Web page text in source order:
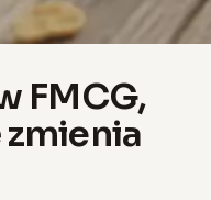
FMCG,